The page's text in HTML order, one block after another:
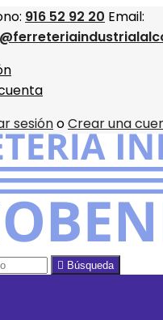
916 52 92 20 Email:
sesiónoCrear una
 Búsqueda